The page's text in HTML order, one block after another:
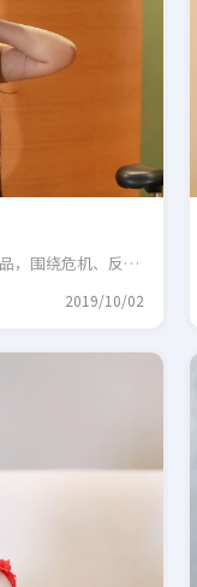
，围绕危机、反转
2019/10/02